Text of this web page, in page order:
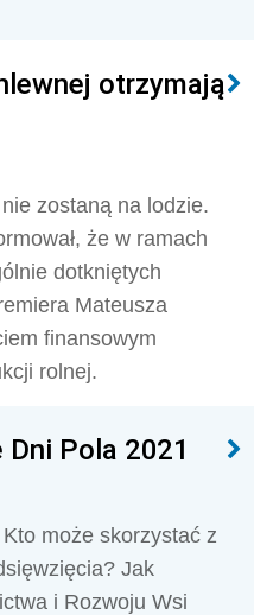
otrzymają
zostaną na lodzie.
że w ramach
dotkniętych
Mateusza
finansowym
rolnej.
Pola 2021
może skorzystać z
Jak
i Rozwoju Wsi